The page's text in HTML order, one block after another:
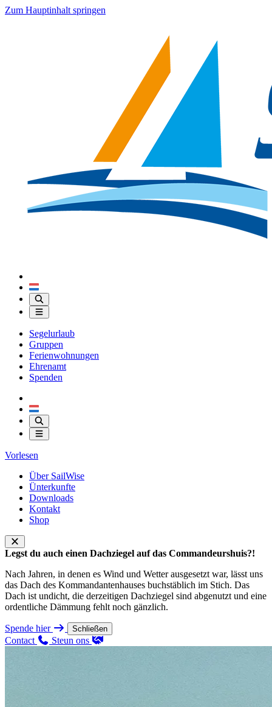
Zum Hauptinhalt springen
Segelurlaub
Gruppen
Ferienwohnungen
Ehrenamt
Spenden
Vorlesen
Über SailWise
Ünterkunfte
Downloads
Kontakt
Shop
Legst du auch einen Dachziegel auf das Commandeurshuis?!
Nach Jahren, in denen es Wind und Wetter ausgesetzt war, lässt uns
das Dach des Kommandantenhauses buchstäblich im Stich. Das
Dach ist undicht, die derzeitigen Dachziegel sind abgenutzt und eine
ordentliche Dämmung fehlt noch gänzlich.
Spende hier Schließen
Contact Steun ons